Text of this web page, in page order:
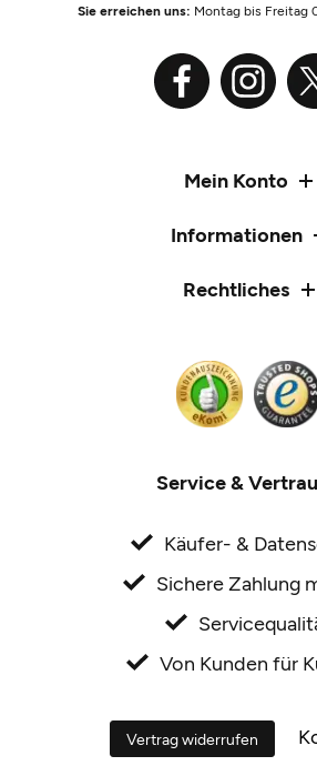
Sie erreichen uns: Montag bis Freitag
Mein Konto
Informationen
Rechtliches
Service &
Käufer- &
Sichere Zahlung
Von Kunden für
Vertrag widerrufen